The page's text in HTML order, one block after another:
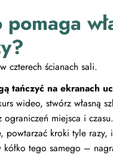
czterech ścianach sali.
tańczyć na ekranach
wideo, stwórz własną
miejsca i
powtarzać kroki tyle razy,
kółko tego samego –